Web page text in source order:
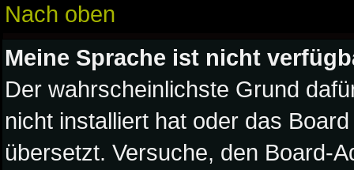
Nach oben
Meine Sprache ist nicht
Der wahrscheinlichste Grund
nicht installiert hat oder das
übersetzt. Versuche, den Board-